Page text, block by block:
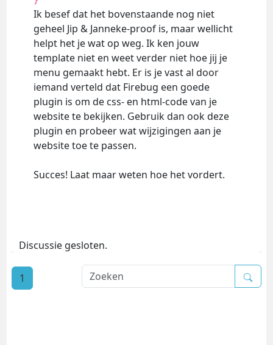
Ik besef dat het bovenstaande nog niet
geheel Jip & Janneke-proof is, maar wellicht
helpt het je wat op weg. Ik ken jouw
template niet en weet verder niet hoe jij je
menu gemaakt hebt. Er is je vast al door
iemand verteld dat Firebug een goede
plugin is om de css- en html-code van je
website te bekijken. Gebruik dan ook deze
plugin en probeer wat wijzigingen aan je
website toe te passen.
Succes! Laat maar weten hoe het vordert.
Discussie gesloten.
1